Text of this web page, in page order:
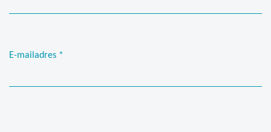
E-mailadres *